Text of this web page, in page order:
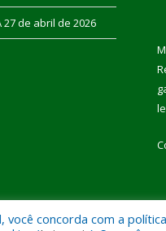
27 de abril de 2026
você concorda com a